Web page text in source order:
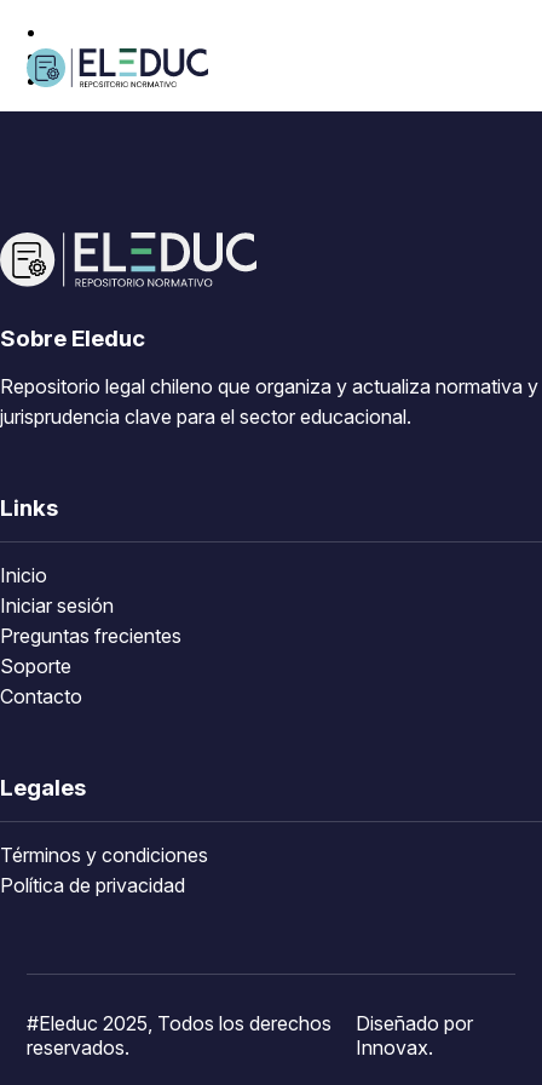
Sobre Eleduc
Repositorio legal chileno que organiza y actualiza normativa y
jurisprudencia clave para el sector educacional.
Links
Inicio
Iniciar sesión
Preguntas frecientes
Soporte
Contacto
Legales
Términos y condiciones
Política de privacidad
#Eleduc 2025, Todos los derechos
reservados.
Diseñado por
Innovax.